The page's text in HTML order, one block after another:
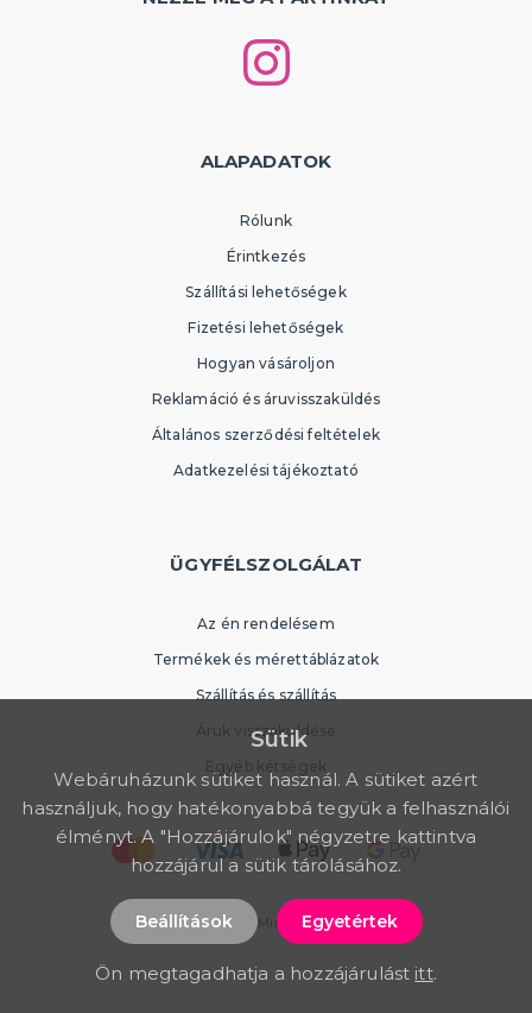
ALAPADATOK
Rólunk
Érintkezés
Szállítási lehetőségek
Fizetési lehetőségek
Hogyan vásároljon
Reklamáció és áruvisszaküldés
Általános szerződési feltételek
Adatkezelési tájékoztató
ÜGYFÉLSZOLGÁLAT
Az én rendelésem
Termékek és mérettáblázatok
Szállítás és szállítás
Áruk visszaküldése
Egyéb kétségek
© 2026 PartyWorld. Minden jog fenntartva
Sütik
Webáruházunk sütiket használ. A sütiket azért
használjuk, hogy hatékonyabbá tegyük a felhasználói
élményt. A "Hozzájárulok" négyzetre kattintva
hozzájárul a sütik tárolásához.
Beállítások Egyetértek
Ön megtagadhatja a hozzájárulást itt.